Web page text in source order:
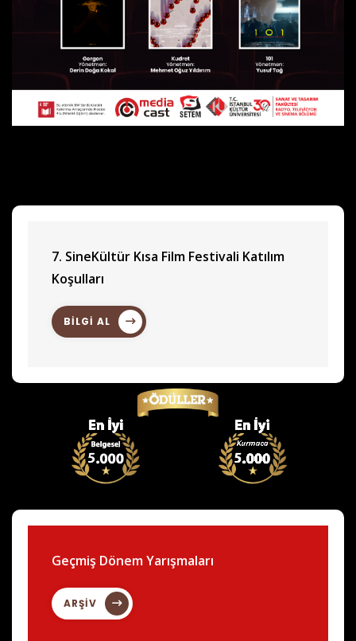
7. SineKültür Kısa Film Festivali Katılım
Koşulları
BİLGİ AL
Geçmiş Dönem Yarışmaları
ARŞİV